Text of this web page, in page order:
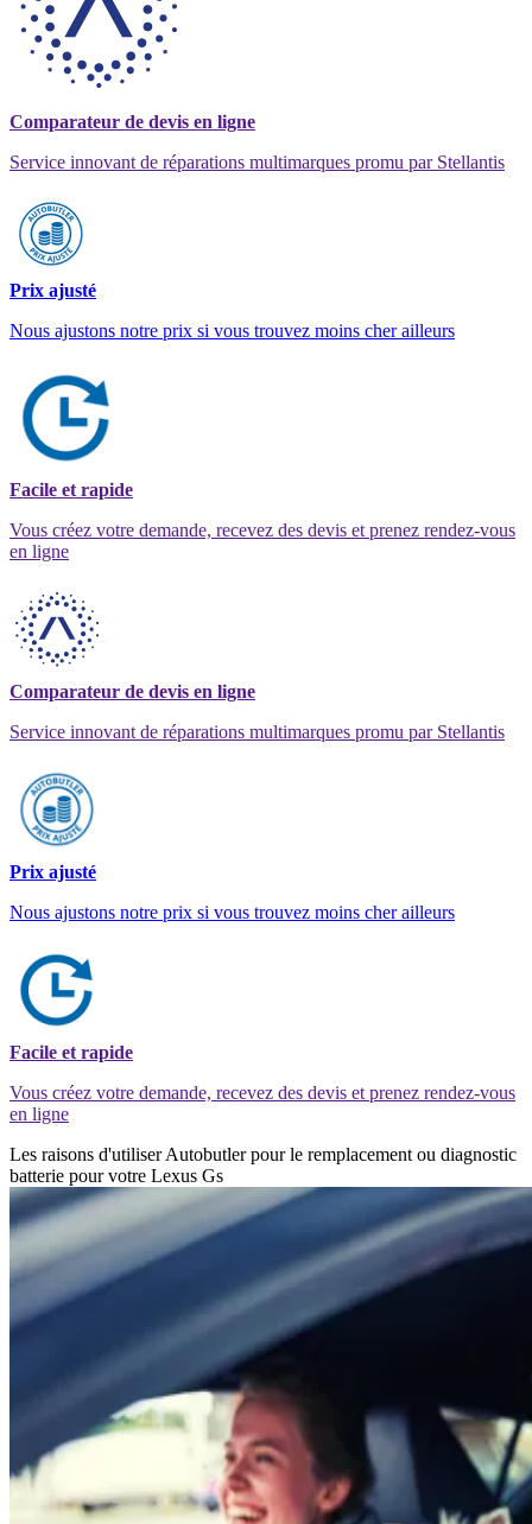
Comparateur de devis en ligne
Service innovant de réparations multimarques promu par Stellantis
Prix ajusté
Nous ajustons notre prix si vous trouvez moins cher ailleurs
Facile et rapide
Vous créez votre demande, recevez des devis et prenez rendez-vous
en ligne
Comparateur de devis en ligne
Service innovant de réparations multimarques promu par Stellantis
Prix ajusté
Nous ajustons notre prix si vous trouvez moins cher ailleurs
Facile et rapide
Vous créez votre demande, recevez des devis et prenez rendez-vous
en ligne
Les raisons d'utiliser Autobutler pour le remplacement ou diagnostic
batterie pour votre Lexus Gs